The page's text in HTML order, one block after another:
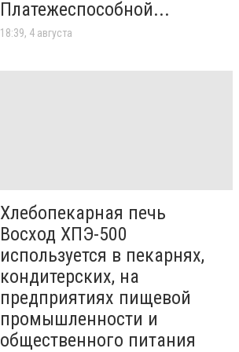
Платежеспособной...
18:39, 4 августа
Хлебопекарная печь
Восход ХПЭ-500
используется в пекарнях,
кондитерских, на
предприятиях пищевой
промышленности и
общественного питания